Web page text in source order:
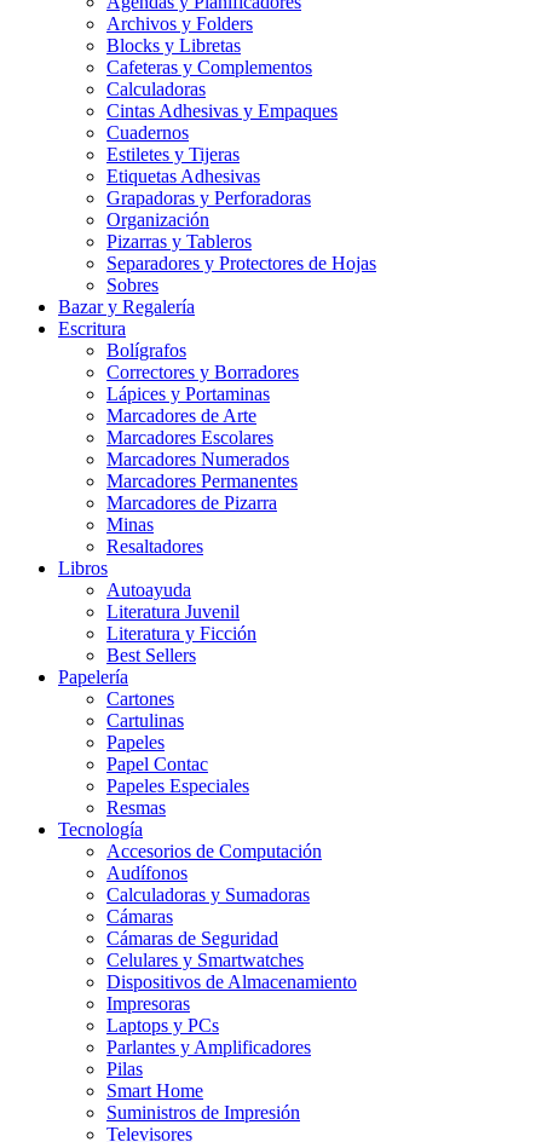
Archivos y Folders
Blocks y Libretas
Cafeteras y Complementos
Calculadoras
Cintas Adhesivas y Empaques
Cuadernos
Estiletes y Tijeras
Etiquetas Adhesivas
Grapadoras y Perforadoras
Organización
Pizarras y Tableros
Separadores y Protectores de Hojas
Sobres
Bazar y Regalería
Escritura
Bolígrafos
Correctores y Borradores
Lápices y Portaminas
Marcadores de Arte
Marcadores Escolares
Marcadores Numerados
Marcadores Permanentes
Marcadores de Pizarra
Minas
Resaltadores
Libros
Autoayuda
Literatura Juvenil
Literatura y Ficción
Best Sellers
Papelería
Cartones
Cartulinas
Papeles
Papel Contac
Papeles Especiales
Resmas
Tecnología
Accesorios de Computación
Audífonos
Calculadoras y Sumadoras
Cámaras
Cámaras de Seguridad
Celulares y Smartwatches
Dispositivos de Almacenamiento
Impresoras
Laptops y PCs
Parlantes y Amplificadores
Pilas
Smart Home
Suministros de Impresión
Televisores